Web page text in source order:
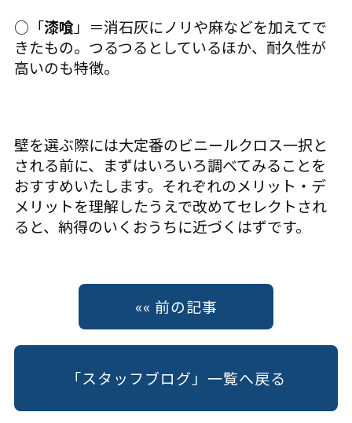
○「漆喰 」＝消石灰にノリや麻などを加えてで
きたもの。つるつるとしているほか、耐久性が
高いのも特徴。
壁を選ぶ際には大定番のビニールクロス一択と
される前に、まずはいろいろ調べてみることを
おすすめいたします。それぞれのメリット・デ
メリットを理解したうえで改めてセレクトされ
ると、納得のいくおうちに近づくはずです。
«« 前の記事
「スタッフブログ」一覧へ戻る